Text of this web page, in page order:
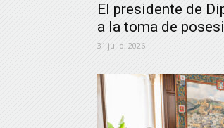
El presidente de
a la toma de
31 julio, 2026